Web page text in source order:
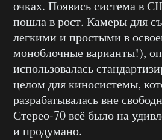
очках. Появись система в
пошла в рост. Камеры для
легкими и простыми в
моноблочные варианты!),
использовалась
целом для киносистемы,
разрабатывалась вне
Стерео-70 всё было на
и продумано.